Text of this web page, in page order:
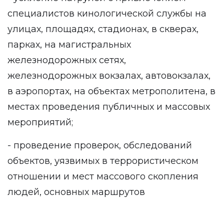
специалистов кинологической службы на
улицах, площадях, стадионах, в скверах,
парках, на магистральных
железнодорожных сетях,
железнодорожных вокзалах, автовокзалах,
в аэропортах, на объектах метрополитена, в
местах проведения публичных и массовых
мероприятий;
- проведение проверок, обследований
объектов, уязвимых в террористическом
отношении и мест массового скопления
людей, основных маршрутов